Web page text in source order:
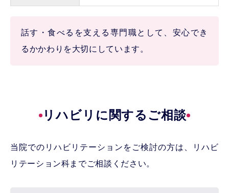
話す・食べるを支える専門職として、安心でき
るかかわりを大切にしています。
リハビリに関するご相談
当院でのリハビリテーションをご検討の方は、リハビ
リテーション科までご相談ください。